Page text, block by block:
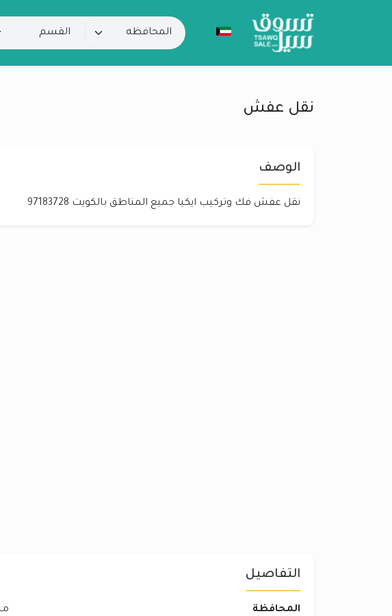
نقل عفش
الوصف
نقل عفش فك وتركيب ايكيا جميع المناطق بالكويت 97183728
التفاصيل
المحافظة